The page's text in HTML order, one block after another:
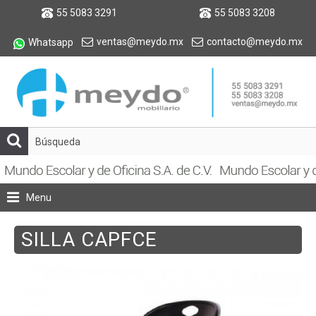
55 5083 3291 55 5083 3208
Whatsapp ventas@meydo.mx contacto@meydo.mx
Menu
SILLA CAPFCE